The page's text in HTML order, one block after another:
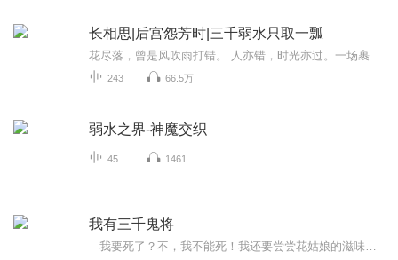
长相思|后宫怨芳时|三千弱水只取一瓢
243 66.5万
弱水之界-神魔交织
45 1461
我有三千鬼将